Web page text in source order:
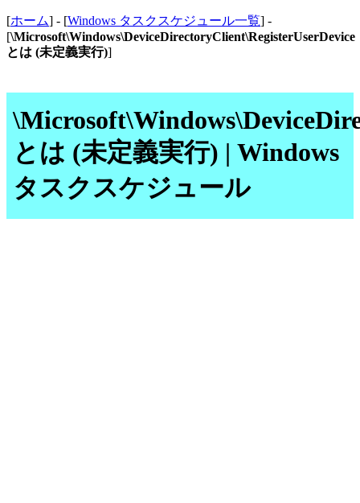
[ホーム] - [Windows タスクスケジュール一覧] -
[\Microsoft\Windows\DeviceDirectoryClient\RegisterUserDevice
とは (未定義実行)]
とは (未定義実行) | Windows
タスクスケジュール